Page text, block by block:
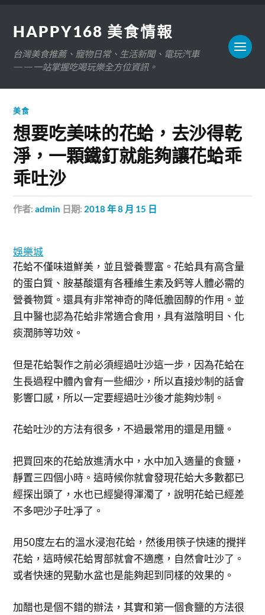
HAPPY168 美食情報
台灣美食推薦、寵物日常、生活新聞、電玩汽車
——一站掌握吃喝玩樂全方位資訊。
美食
想要吃美味的花蛤，去沙得乾
淨，一顆鐵釘就能夠讓花蛤乖
乖吐沙
作者:admin 日期: 2018 年 8 月 15 日
娛樂城
花蛤不僅味道鮮美，並且營養豐富。花蛤具有高含量
的蛋白質、胺基酸還有各種維生素及鈣等人體必需的
營養物質。還具有非常神奇的降低膽固醇的作用。並
且中醫也認為花蛤非常適合食用，具有滋陰明目、化
痰潤肺等功效。
但是花蛤製作之前必須經過吐沙這一步，因為花蛤在
生長過程中體內會有一些細沙，所以直接炒制的話會
影響口感，所以一定要經過吐沙後才能夠炒制。
花蛤吐沙的方法有很多，不過最常用的還是用鹽。
把買回來的花蛤放進清水中，水中加入適量的食鹽，
靜置三四個小時。這時候你就會發現花蛤大多數都已
經探出頭了，水也已經變得渾濁了，說明花蛤已經差
不多吧沙子吐凈了。
用50度左右的溫水浸泡花蛤，然後用筷子快速的攪拌
花蛤，這時候花蛤胃部就會不適應，自然會吐沙了。
或者快速的晃動水盆也是能夠起到同樣的效果的。
加醋也是個不錯的辦法，其實和第一個食鹽的方法很